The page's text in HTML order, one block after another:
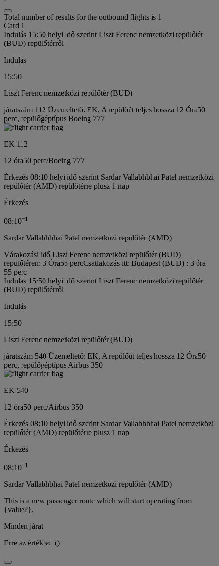
Total number of results for the outbound flights is 1
Card 1
Indulás 15:50 helyi idő szerint Liszt Ferenc nemzetközi repülőtér
(BUD) repülőtérről
Indulás
15:50
Liszt Ferenc nemzetközi repülőtér (BUD)
járatszám 112 Üzemeltető: EK, A repülőút teljes hossza 12 Óra50
perc, repülőgéptípus Boeing 777
EK 112
12 óra50 perc/Boeing 777
Érkezés 08:10 helyi idő szerint Sardar Vallabhbhai Patel nemzetközi
repülőtér (AMD) repülőtérre plusz 1 nap
Érkezés
08:10+1
Sardar Vallabhbhai Patel nemzetközi repülőtér (AMD)
Várakozási idő Liszt Ferenc nemzetközi repülőtér (BUD)
repülőtéren: 3 Óra55 percCsatlakozás itt: Budapest (BUD) : 3 óra
55 perc
Indulás 15:50 helyi idő szerint Liszt Ferenc nemzetközi repülőtér
(BUD) repülőtérről
Indulás
15:50
Liszt Ferenc nemzetközi repülőtér (BUD)
járatszám 540 Üzemeltető: EK, A repülőút teljes hossza 12 Óra50
perc, repülőgéptípus Airbus 350
EK 540
12 óra50 perc/Airbus 350
Érkezés 08:10 helyi idő szerint Sardar Vallabhbhai Patel nemzetközi
repülőtér (AMD) repülőtérre plusz 1 nap
Érkezés
08:10+1
Sardar Vallabhbhai Patel nemzetközi repülőtér (AMD)
This is a new passenger route which will start operating from
{value?}.
Minden járat
Erre az értékre: ()